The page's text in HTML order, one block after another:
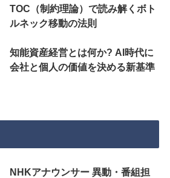
TOC（制約理論）で読み解くボト
ルネック移動の法則
知能資産経営とは何か? AI時代に
会社と個人の価値を決める新基準
NHKアナウンサー 異動・番組担